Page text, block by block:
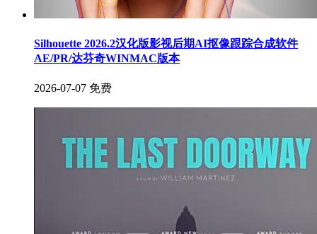
Silhouette 2026.2汉化版影视后期AI抠像跟踪合成软件
AE/PR/达芬奇WINMAC版本
2026-07-07 免费